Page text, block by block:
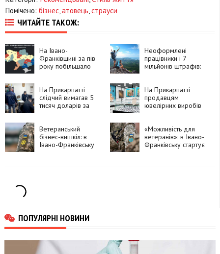
Помічено: бізнес атовець страуси
ЧИТАЙТЕ ТАКОЖ:
На Івано-
Франківщині за пів
року побільшало
Неоформлені
працівники і 7
мільйонів штрафів:
Прикарпаття
На Прикарпатті
слідчий вимагав 5
тисяч доларів за
На Прикарпатті
продавцям
ювелірних виробів
штрафів
Ветеранський
бізнес-вишкіл: в
Івано-Франківську
«Можливість для
ветеранів»: в Івано-
Франківську стартує
ПОПУЛЯРНІ НОВИНИ